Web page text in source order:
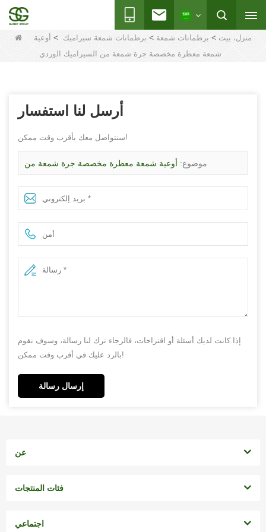
منزل، بيت > برطمانات شمعة > برطمانات شمعة سيراميك > أوعية
شمعة معطرة مخصصة جرة شمعة من السيراميك الوردي
أرسل لنا استفسار
سنتواصل معك بأقرب وقت ممكن!
موضوع: أوعية شمعة معطرة مخصصة جرة شمعة من
السيراميك الوردي
إذا كانت لديك أسئلة أو اقتراحات، فالرجاء ترك لنا رسالة، وسوف نقوم
بالرد عليك في أقرب وقت ممكن!
إرسال رسالة
عن
فئات المنتجات
اجتماعي